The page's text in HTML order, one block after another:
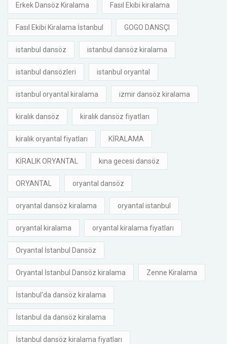
Erkek Dansöz Kiralama Fasıl Ekibi kiralama
Fasıl Ekibi Kiralama İstanbul GOGO DANSÇI
istanbul dansöz istanbul dansöz kiralama
istanbul dansözleri istanbul oryantal
istanbul oryantal kiralama izmir dansöz kiralama
kiralık dansöz kiralık dansöz fiyatları
kiralık oryantal fiyatları KİRALAMA
KİRALIK ORYANTAL kına gecesi dansöz
ORYANTAL oryantal dansöz
oryantal dansöz kiralama oryantal istanbul
oryantal kiralama oryantal kiralama fiyatları
Oryantal İstanbul Dansöz
Oryantal İstanbul Dansöz kiralama Zenne Kiralama
İstanbul'da dansöz kiralama
İstanbul da dansöz kiralama
İstanbul dansöz kiralama fiyatları